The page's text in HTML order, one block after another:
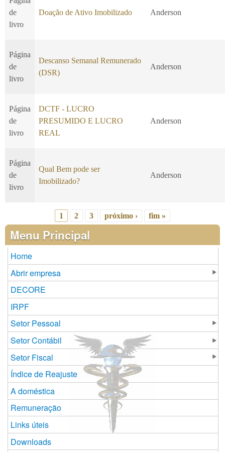
de
livro
Doação de Ativo Imobilizado Anderson
Página
de
livro
Descanso Semanal Remunerado
(DSR)
Anderson
Página
de
livro
DCTF - LUCRO
PRESUMIDO E LUCRO
REAL
Anderson
Página
de
livro
Qual Bem pode ser
Imobilizado?
Anderson
Páginas
1 2 3 próximo › fim »
Menu Principal
Home
Abrir empresa
DECORE
IRPF
Setor Pessoal
Setor Contábil
Setor Fiscal
Índice de Reajuste
A doméstica
Remuneração
Links úteis
Downloads